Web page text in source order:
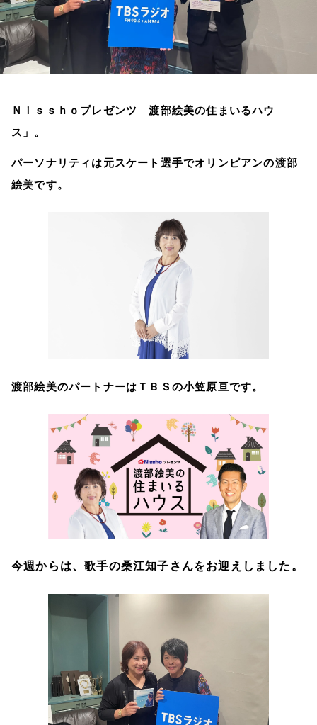
Ｎｉｓｓｈｏプレゼンツ 渡部絵美の住まいるハウ
ス」。
パーソナリティは元スケート選手でオリンピアンの渡部
絵美です。
渡部絵美のパートナーはＴＢＳの小笠原亘です。
今週からは、歌手の桑江知子さんをお迎えしました。